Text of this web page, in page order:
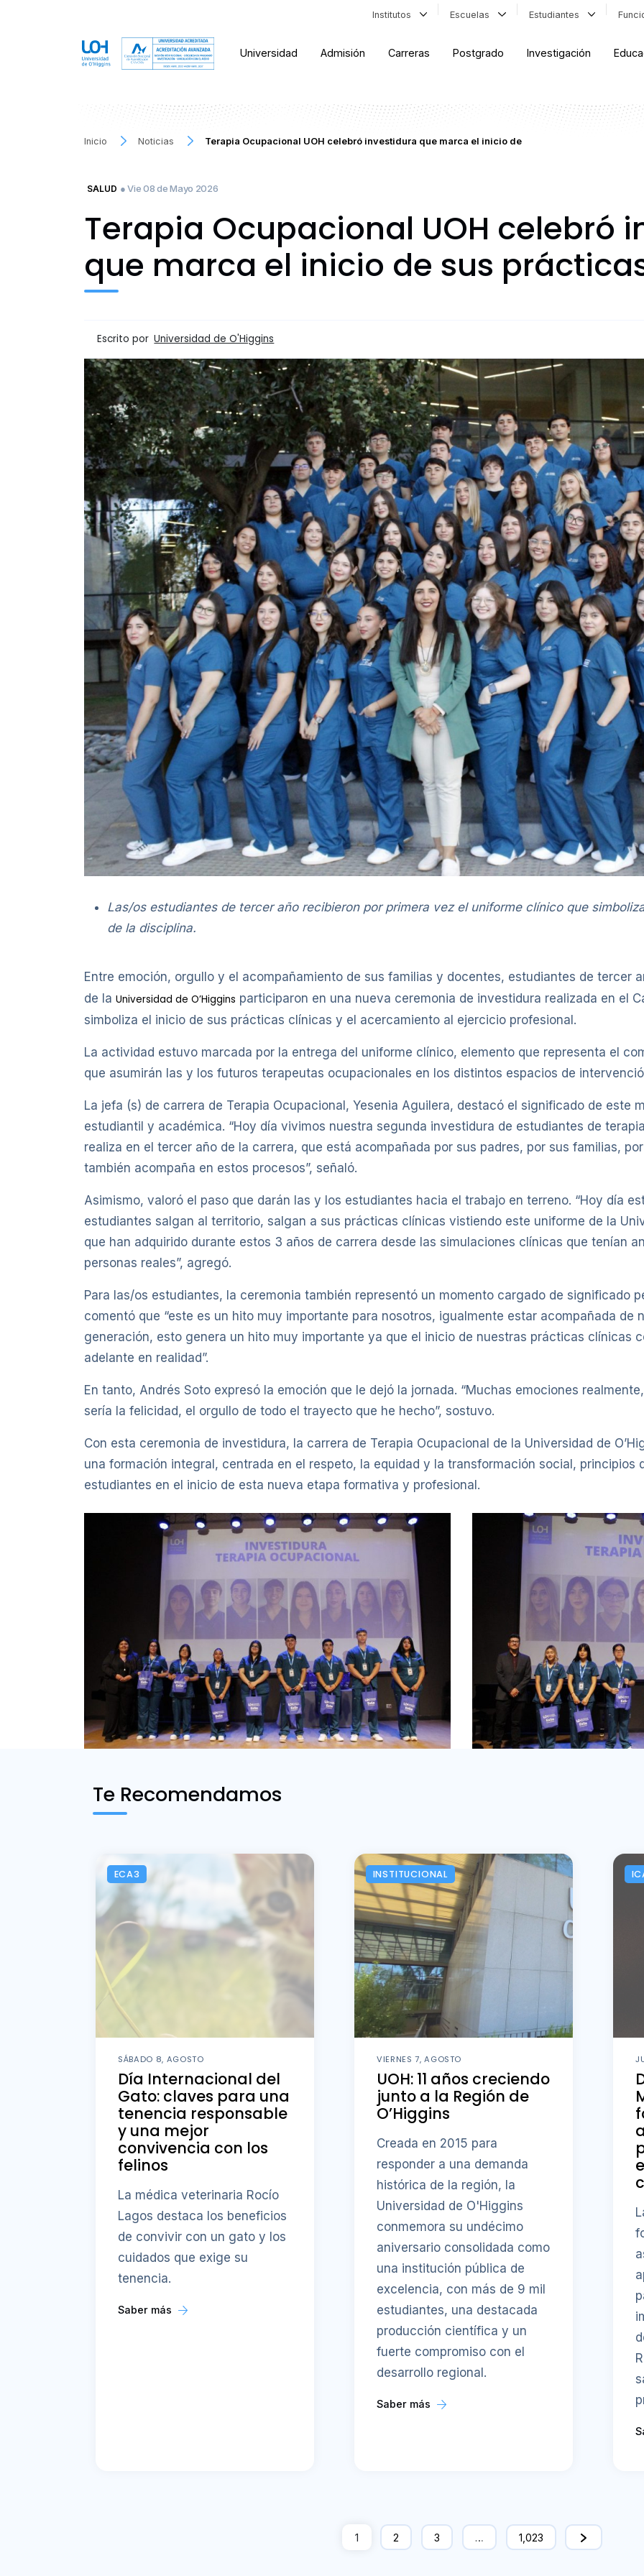
Institutos Escuelas Estudiantes
Universidad Admisión Carreras Postgrado Investigación
Inicio Noticias Terapia Ocupacional UOH celebró investidura que marca el inicio de
SALUD ● Vie 08 de Mayo 2026
Terapia Ocupacional UOH celebró
que marca el inicio de sus
Escrito por Universidad de O'Higgins
Las/os estudiantes de tercer año recibieron por primera vez el uniforme clínico que
de la disciplina.
Entre emoción, orgullo y el acompañamiento de sus familias y docentes, estudiantes de tercer
de la Universidad de O’Higgins participaron en una nueva ceremonia de investidura realizada en el
simboliza el inicio de sus prácticas clínicas y el acercamiento al ejercicio profesional.
La actividad estuvo marcada por la entrega del uniforme clínico, elemento que representa el
que asumirán las y los futuros terapeutas ocupacionales en los distintos espacios de
La jefa (s) de carrera de Terapia Ocupacional, Yesenia Aguilera, destacó el significado de este
estudiantil y académica. “Hoy día vivimos nuestra segunda investidura de estudiantes de
realiza en el tercer año de la carrera, que está acompañada por sus padres, por sus familias,
también acompaña en estos procesos”, señaló.
Asimismo, valoró el paso que darán las y los estudiantes hacia el trabajo en terreno. “Hoy día
estudiantes salgan al territorio, salgan a sus prácticas clínicas vistiendo este uniforme de la
que han adquirido durante estos 3 años de carrera desde las simulaciones clínicas que tenían
personas reales”, agregó.
Para las/os estudiantes, la ceremonia también representó un momento cargado de significado
comentó que “este es un hito muy importante para nosotros, igualmente estar acompañada de
generación, esto genera un hito muy importante ya que el inicio de nuestras prácticas clínicas
adelante en realidad”.
En tanto, Andrés Soto expresó la emoción que le dejó la jornada. “Muchas emociones
sería la felicidad, el orgullo de todo el trayecto que he hecho”, sostuvo.
Con esta ceremonia de investidura, la carrera de Terapia Ocupacional de la Universidad de
una formación integral, centrada en el respeto, la equidad y la transformación social, principios
estudiantes en el inicio de esta nueva etapa formativa y profesional.
Te Recomendamos
ECA3
SÁBADO 8, AGOSTO
Día Internacional del
Gato: claves para una
tenencia responsable
y una mejor
convivencia con los
felinos
La médica veterinaria Rocío
Lagos destaca los beneficios
de convivir con un gato y los
cuidados que exige su
tenencia.
Saber más
INSTITUCIONAL
VIERNES 7, AGOSTO
UOH: 11 años creciendo
junto a la Región de
O’Higgins
Creada en 2015 para
responder a una demanda
histórica de la región, la
Universidad de O'Higgins
conmemora su undécimo
aniversario consolidada como
una institución pública de
excelencia, con más de 9 mil
estudiantes, una destacada
producción científica y un
fuerte compromiso con el
desarrollo regional.
Saber más
1 2 3 … 1,023